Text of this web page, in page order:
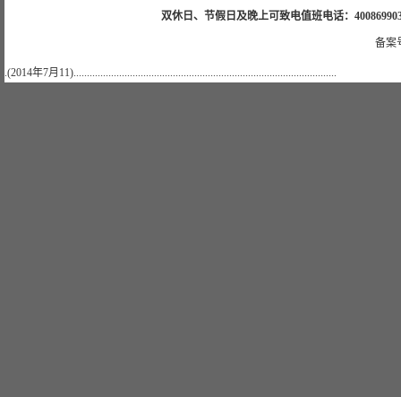
双休日、节假日及晚上可致电值班电话：
备案
.(2014年7月11)..................................................................................................